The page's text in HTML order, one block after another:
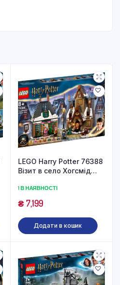
LEGO Harry Potter 76388
Візит в село Хогсмід
1 В НАЯВНОСТІ
₴7,199
Додати в кошик